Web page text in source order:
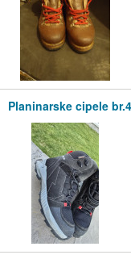
Planinarske cipele